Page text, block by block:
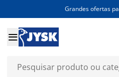
Grandes ofertas
